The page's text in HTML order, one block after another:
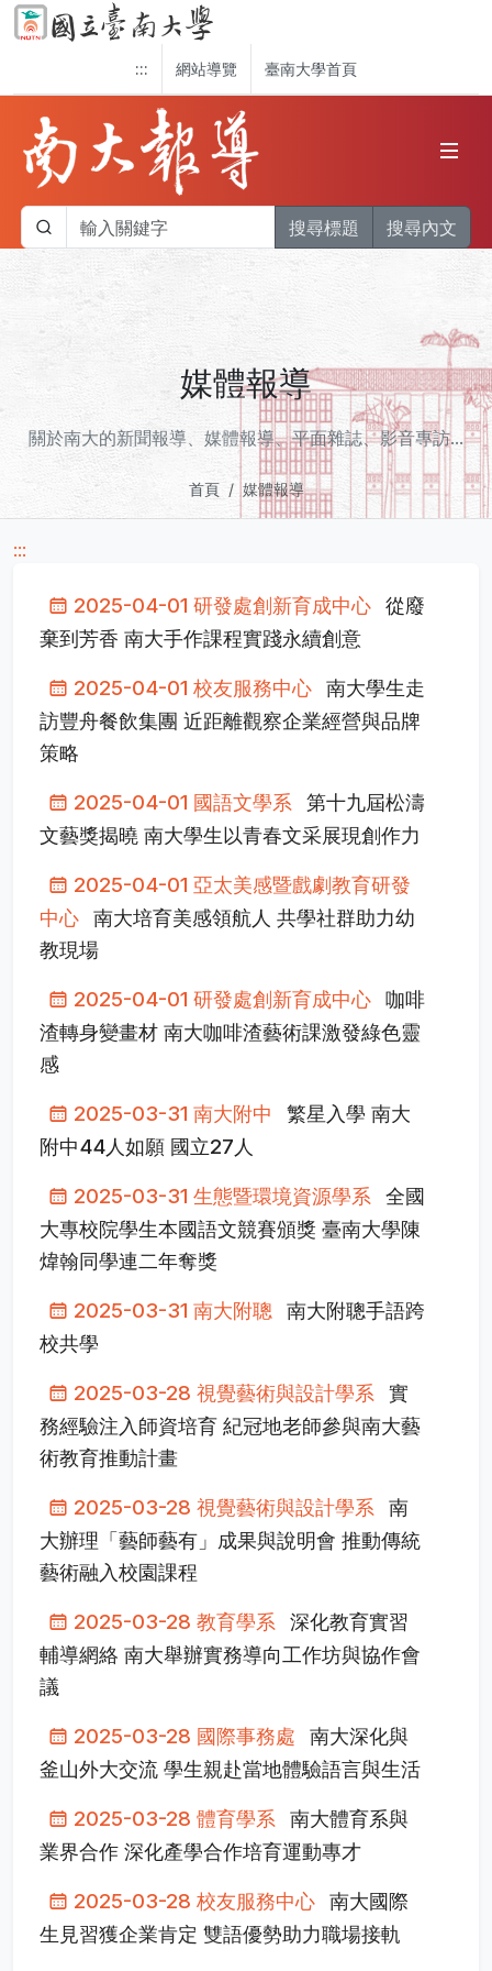
::: 網站導覽 臺南大學首頁
搜尋標題 搜尋內文
媒體報導
關於南大的新聞報導、媒體報導、平面雜誌、影音專訪...
首頁 媒體報導
:::
2025-04-01 研發處創新育成中心 從廢
棄到芳香 南大手作課程實踐永續創意
2025-04-01 校友服務中心 南大學生走
訪豐舟餐飲集團 近距離觀察企業經營與品牌
策略
2025-04-01 國語文學系
第十九屆松濤
文藝獎揭曉 南大學生以青春文采展現創作力
2025-04-01 亞太美感暨戲劇教育研發
中心 南大培育美感領航人 共學社群助力幼
教現場
2025-04-01 研發處創新育成中心 咖啡
渣轉身變畫材 南大咖啡渣藝術課激發綠色靈
感
2025-03-31 南大附中
繁星入學 南大
附中44人如願 國立27人
2025-03-31 生態暨環境資源學系
全國
大專校院學生本國語文競賽頒獎 臺南大學陳
煒翰同學連二年奪獎
2025-03-31 南大附聰
南大附聰手語跨
校共學
2025-03-28 視覺藝術與設計學系
實
務經驗注入師資培育 紀冠地老師參與南大藝
術教育推動計畫
2025-03-28 視覺藝術與設計學系
南
大辦理「藝師藝有」成果與說明會 推動傳統
藝術融入校園課程
2025-03-28 教育學系
深化教育實習
輔導網絡 南大舉辦實務導向工作坊與協作會
議
2025-03-28 國際事務處
南大深化與
釜山外大交流 學生親赴當地體驗語言與生活
2025-03-28 體育學系
南大體育系與
業界合作 深化產學合作培育運動專才
2025-03-28 校友服務中心 南大國際
生見習獲企業肯定 雙語優勢助力職場接軌